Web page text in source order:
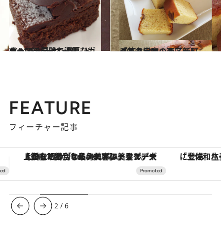
2014.6.2
ショコラティエ パレ ド オールの優雅で濃厚なガトー パレ ド オール
グルメ 2013.12.8
これぞ日本のカステラ！ 大阪・西区新町「茶丸堂」
グルメ
FEATURE
フィーチャー記事
「土佐和ハーブかき氷」がOMO7高知に登場！生姜、山椒、大葉など目にも舌にも涼を呼ぶ郷土の味 【夏限定ディナーコース】旬を
3 /6